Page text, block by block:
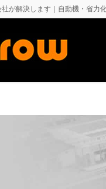
が解決します｜自動機・省力